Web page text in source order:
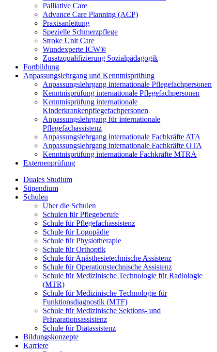
Palliative Care
Advance Care Planning (ACP)
Praxisanleitung
Spezielle Schmerzpflege
Stroke Unit Care
Wundexperte ICW®
Zusatzqualifizierung Sozialpädagogik
Fortbildung
Anpassungslehrgang und Kenntnisprüfung
Anpassungslehrgang internationale Pflegefachpersonen
Kenntnisprüfung internationale Pflegefachpersonen
Kenntnisprüfung internationale
Kinderkrankenpflegefachpersonen
Anpassungslehrgang für internationale
Pflegefachassistenz
Anpassungslehrgang internationale Fachkräfte ATA
Anpassungslehrgang internationale Fachkräfte OTA
Kenntnisprüfung internationale Fachkräfte MTRA
Externenprüfung
Duales Studium
Stipendium
Schulen
Über die Schulen
Schulen für Pflegeberufe
Schule für Pflegefachassistenz
Schule für Logopädie
Schule für Physiotherapie
Schule für Orthoptik
Schule für Anästhesietechnische Assistenz
Schule für Operationstechnische Assistenz
Schule für Medizinische Technologie für Radiologie
(MTR)
Schule für Medizinische Technologie für
Funktionsdiagnostik (MTF)
Schule für Medizinische Sektions- und
Präparationsassistenz
Schule für Diätassistenz
Bildungskonzepte
Karriere